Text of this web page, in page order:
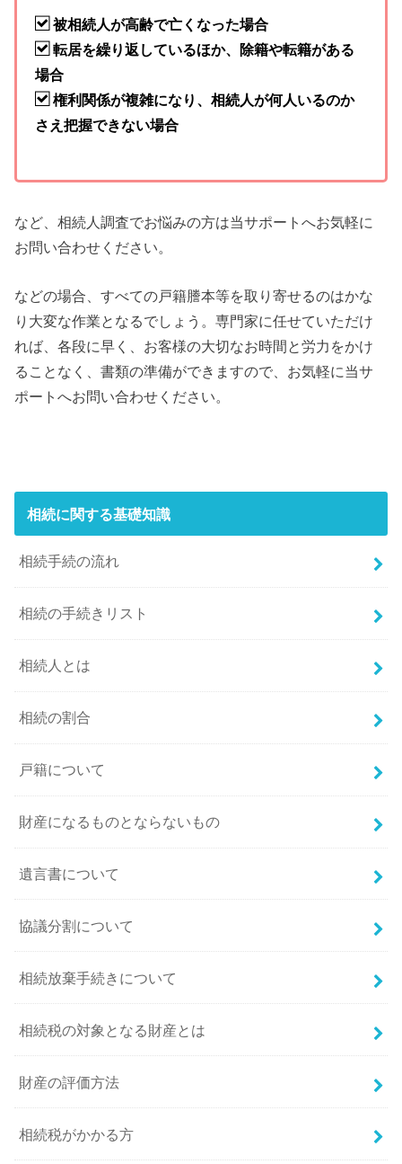
被相続人が高齢で亡くなった場合
転居を繰り返しているほか、除籍や転籍がある
場合
権利関係が複雑になり、相続人が何人いるのか
さえ把握できない場合
など、相続人調査でお悩みの方は当サポートへお気軽に
お問い合わせください。
などの場合、すべての戸籍謄本等を取り寄せるのはかな
り大変な作業となるでしょう。専門家に任せていただけ
れば、各段に早く、お客様の大切なお時間と労力をかけ
ることなく、書類の準備ができますので、お気軽に当サ
ポートへお問い合わせください。
相続に関する基礎知識
相続手続の流れ
相続の手続きリスト
相続人とは
相続の割合
戸籍について
財産になるものとならないもの
遺言書について
協議分割について
相続放棄手続きについて
相続税の対象となる財産とは
財産の評価方法
相続税がかかる方